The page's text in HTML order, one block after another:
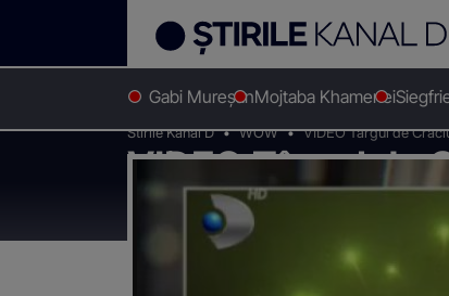
Gabi MureșanMojtaba Khamenei
Stirile Kanal D WOW VIDEO Târgul de
VIDEO Târgul de
când poate fi